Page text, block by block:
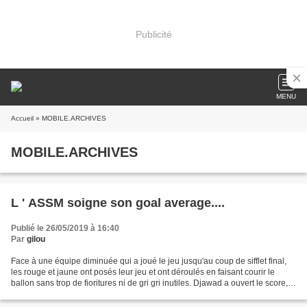
Publicité
MENU
Accueil » MOBILE.ARCHIVES
MOBILE.ARCHIVES
L ' ASSM soigne son goal average....
Publié le 26/05/2019 à 16:40
Par gilou
Face à une équipe diminuée qui a joué le jeu jusqu'au coup de sifflet final,
les rouge et jaune ont posés leur jeu et ont déroulés en faisant courir le
ballon sans trop de fioritures ni de gri gri inutiles. Djawad a ouvert le score,